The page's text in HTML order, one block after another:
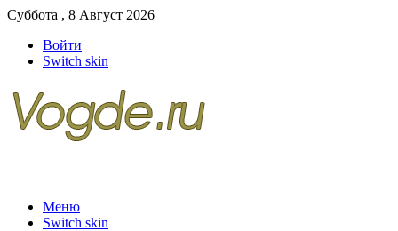
Суббота , 8 Август 2026
Войти
Switch skin
Меню
Switch skin